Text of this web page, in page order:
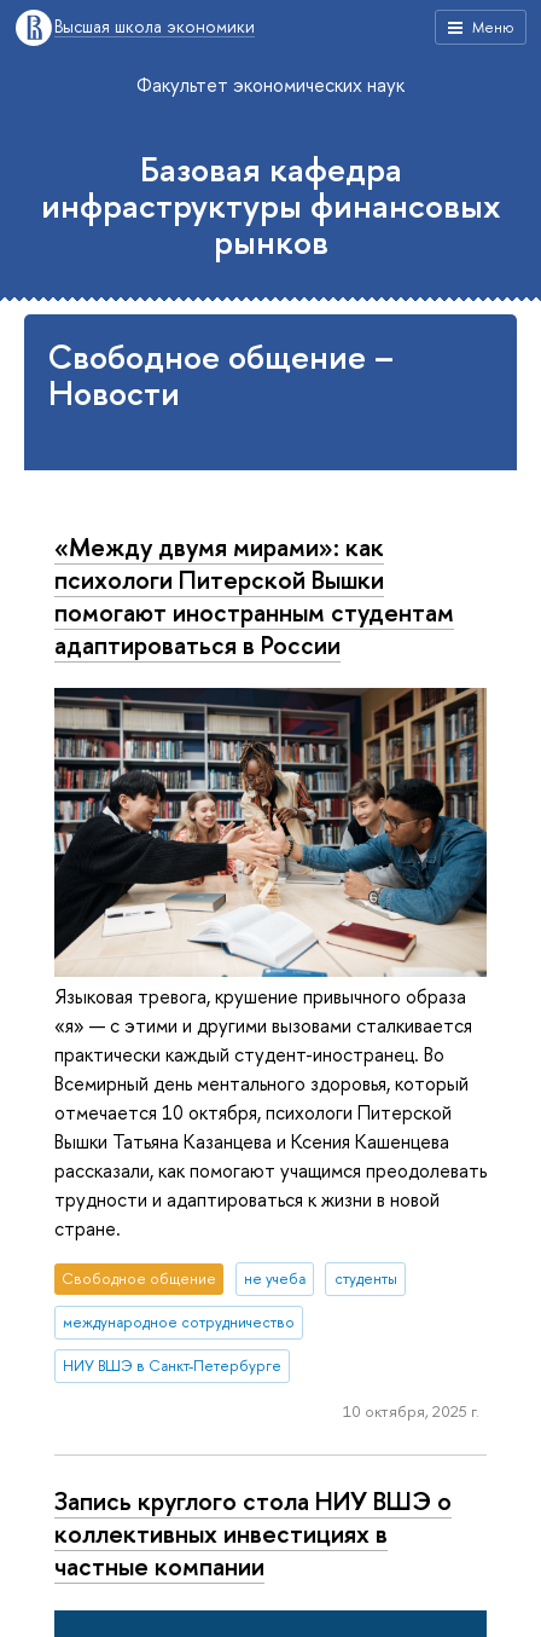
Меню
Высшая школа экономики
Факультет экономических наук
Базовая кафедра
инфраструктуры финансовых
рынков
Свободное общение –
Новости
«Между двумя мирами»: как
психологи Питерской Вышки
помогают иностранным студентам
адаптироваться в России
Языковая тревога, крушение привычного образа
«я» — с этими и другими вызовами сталкивается
практически каждый студент-иностранец. Во
Всемирный день ментального здоровья, который
отмечается 10 октября, психологи Питерской
Вышки Татьяна Казанцева и Ксения Кашенцева
рассказали, как помогают учащимся преодолевать
трудности и адаптироваться к жизни в новой
стране.
Свободное общение не учеба студенты
международное сотрудничество
НИУ ВШЭ в Санкт-Петербурге
10 октября, 2025 г.
Запись круглого стола НИУ ВШЭ о
коллективных инвестициях в
частные компании